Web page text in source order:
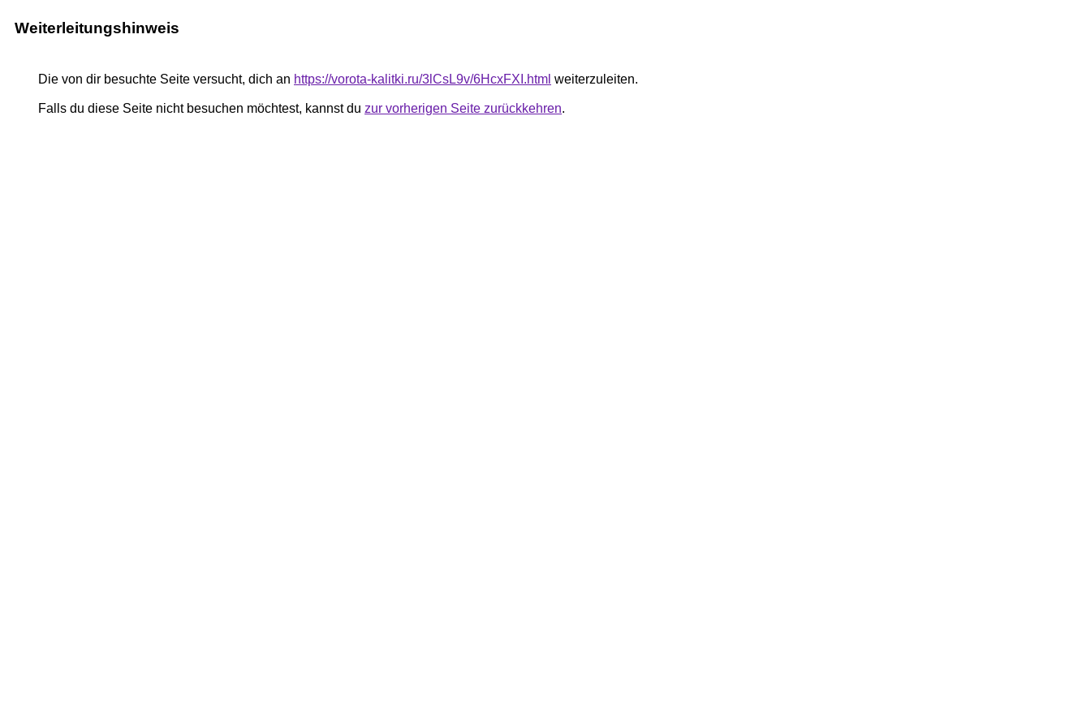
Weiterleitungshinweis
Die von dir besuchte Seite versucht, dich an https://vorota-kalitki.ru/3lCsL9v/6HcxFXI.html weiterzuleiten.
Falls du diese Seite nicht besuchen möchtest, kannst du zur vorherigen Seite zurückkehren.